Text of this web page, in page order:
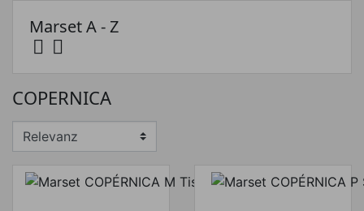
Preis
Preis von
€ Preis bis
€
Marset A - Z
 
COPERNICA